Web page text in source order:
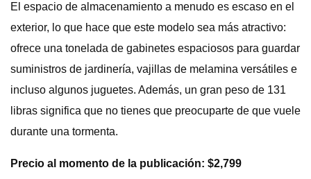
El espacio de almacenamiento a menudo es escaso en el
exterior, lo que hace que este modelo sea más atractivo:
ofrece una tonelada de gabinetes espaciosos para guardar
suministros de jardinería, vajillas de melamina versátiles e
incluso algunos juguetes. Además, un gran peso de 131
libras significa que no tienes que preocuparte de que vuele
durante una tormenta.
Precio al momento de la publicación: $2,799